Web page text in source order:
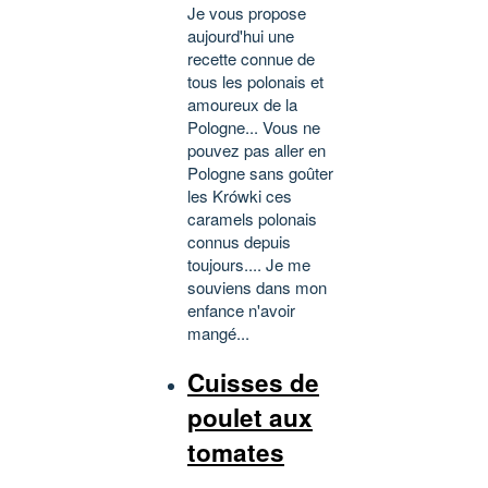
Je vous propose
aujourd'hui une
recette connue de
tous les polonais et
amoureux de la
Pologne... Vous ne
pouvez pas aller en
Pologne sans goûter
les Krówki ces
caramels polonais
connus depuis
toujours.... Je me
souviens dans mon
enfance n'avoir
mangé...
Cuisses de
poulet aux
tomates